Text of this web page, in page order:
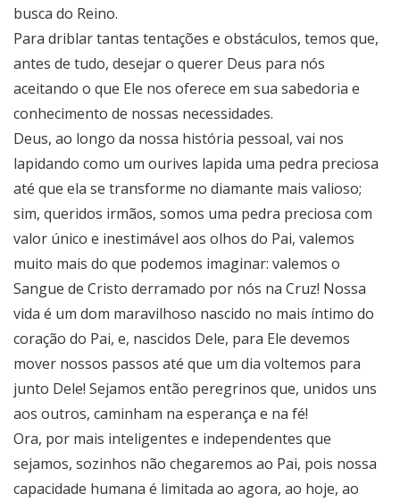
busca do Reino.
Para driblar tantas tentações e obstáculos, temos que,
antes de tudo, desejar o querer Deus para nós
aceitando o que Ele nos oferece em sua sabedoria e
conhecimento de nossas necessidades.
Deus, ao longo da nossa história pessoal, vai nos
lapidando como um ourives lapida uma pedra preciosa
até que ela se transforme no diamante mais valioso;
sim, queridos irmãos, somos uma pedra preciosa com
valor único e inestimável aos olhos do Pai, valemos
muito mais do que podemos imaginar: valemos o
Sangue de Cristo derramado por nós na Cruz! Nossa
vida é um dom maravilhoso nascido no mais íntimo do
coração do Pai, e, nascidos Dele, para Ele devemos
mover nossos passos até que um dia voltemos para
junto Dele! Sejamos então peregrinos que, unidos uns
aos outros, caminham na esperança e na fé!
Ora, por mais inteligentes e independentes que
sejamos, sozinhos não chegaremos ao Pai, pois nossa
capacidade humana é limitada ao agora, ao hoje, ao